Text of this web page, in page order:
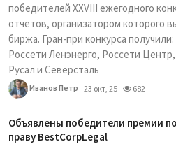
победителей XXVIII ежегодного
отчетов, организатором которого
биржа. Гран-при конкурса
Россети Ленэнерго, Россети
Русал и Северсталь
Иванов Петр 23 окт, 25 682
Объявлены победители премии
праву BestCorpLegal